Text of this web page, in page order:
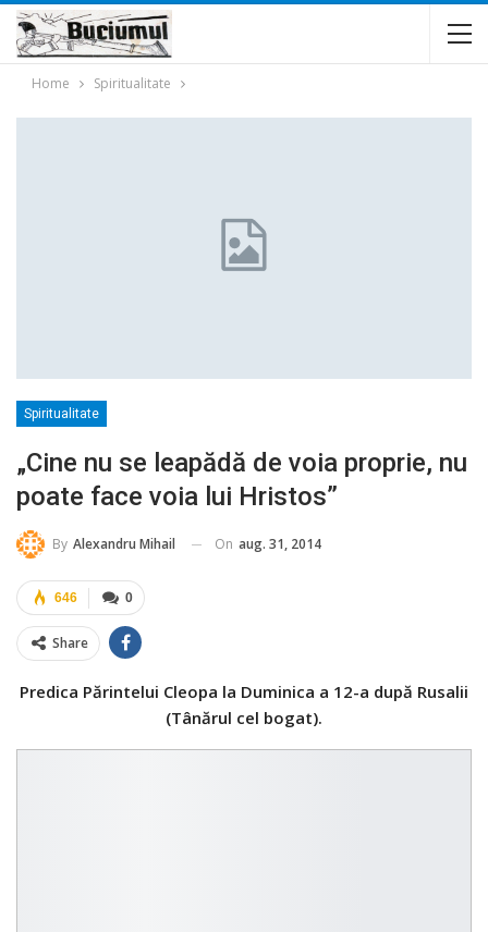
Home Spiritualitate
Spiritualitate
„Cine nu se leapădă de voia proprie, nu
poate face voia lui Hristos”
By Alexandru Mihail On aug. 31, 2014
0
646
Share
Predica Părintelui Cleopa la Duminica a 12-a după Rusalii
(Tânărul cel bogat).